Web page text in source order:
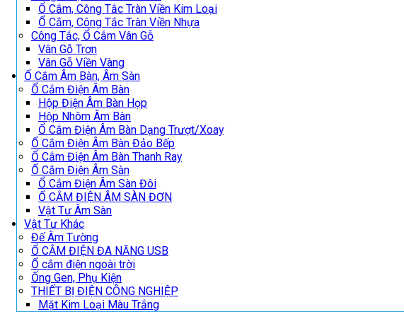
Ổ Cắm, Công Tắc Tràn Viền Kim Loại
Ổ Cắm, Công Tắc Tràn Viền Nhựa
Công Tắc, Ổ Cắm Vân Gỗ
Vân Gỗ Trơn
Vân Gỗ Viền Vàng
Ổ Cắm Âm Bàn, Âm Sàn
Ổ Cắm Điện Âm Bàn
Hộp Điện Âm Bàn Họp
Hộp Nhôm Âm Bàn
Ổ Cắm Điện Âm Bàn Dạng Trượt/Xoay
Ổ Cắm Điện Âm Bàn Đảo Bếp
Ổ Cắm Điện Âm Bàn Thanh Ray
Ổ Cắm Điện Âm Sàn
Ổ Cắm Điện Âm Sàn Đôi
Ổ CẮM ĐIỆN ÂM SÀN ĐƠN
Vật Tư Âm Sàn
Vật Tư Khác
Đế Âm Tường
Ổ CẮM ĐIỆN ĐA NĂNG USB
Ổ cắm điện ngoài trời
Ống Gen, Phụ Kiện
THIẾT BỊ ĐIỆN CÔNG NGHIỆP
Mặt Kim Loại Màu Trắng